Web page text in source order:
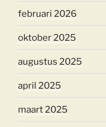
februari 2026
oktober 2025
augustus 2025
april 2025
maart 2025